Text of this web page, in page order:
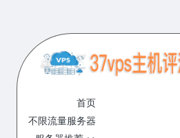
content
7
的
VPS
首页
不限流量服务器